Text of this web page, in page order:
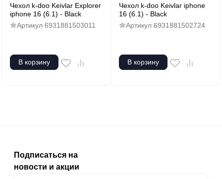
Чехол k-doo Keivlar Explorer
iphone 16 (6.1) - Black
Артикул 6931881503011
В корзину
Чехол k-doo Keivlar iphone
16 (6.1) - Black
Артикул 6931881502724
В корзину
Подписаться на
новости и акции